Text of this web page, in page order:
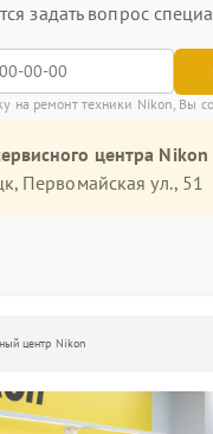
задать вопрос
на ремонт техники Nikon, Вы
центра
Первомайская ул., 51
центр Nikon